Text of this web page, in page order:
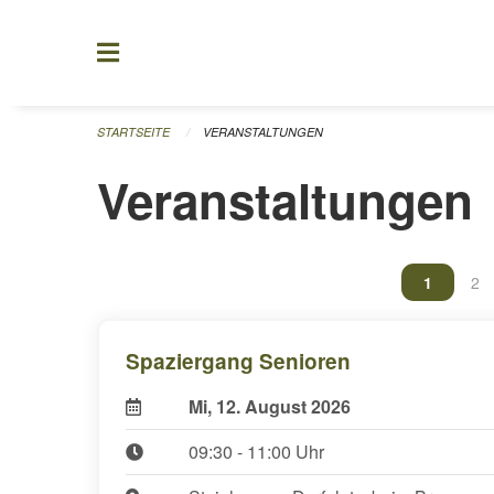
STARTSEITE VERANSTALTUNGEN
Veranstaltungen
Vous
1 2
Spaziergang Senioren
Mi, 12. August 2026
09:30 - 11:00 Uhr